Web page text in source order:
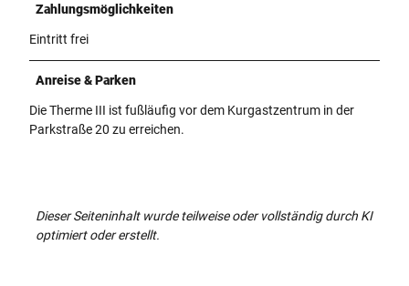
Zahlungsmöglichkeiten
Eintritt frei
Anreise & Parken
Die Therme III ist fußläufig vor dem Kurgastzentrum in der
Parkstraße 20 zu erreichen.
Dieser Seiteninhalt wurde teilweise oder vollständig durch KI
optimiert oder erstellt.